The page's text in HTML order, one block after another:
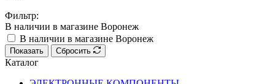
Фильтр:
В наличии в магазине Воронеж
В наличии в магазине Воронеж
Показать Сбросить
Каталог